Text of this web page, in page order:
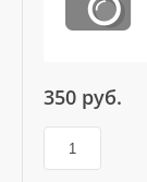
350 руб.